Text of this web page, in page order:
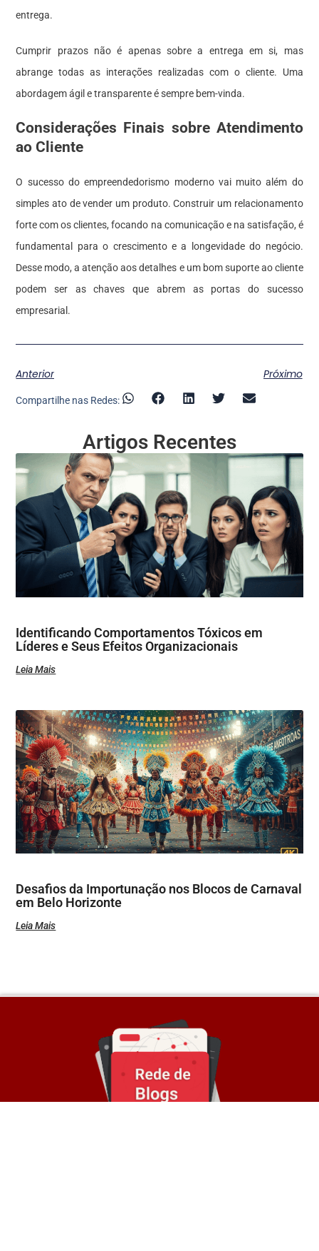
entrega.
Cumprir prazos não é apenas sobre a entrega em si, mas
abrange todas as interações realizadas com o cliente. Uma
abordagem ágil e transparente é sempre bem-vinda.
Considerações Finais sobre Atendimento
ao Cliente
O sucesso do empreendedorismo moderno vai muito além do
simples ato de vender um produto. Construir um relacionamento
forte com os clientes, focando na comunicação e na satisfação, é
fundamental para o crescimento e a longevidade do negócio.
Desse modo, a atenção aos detalhes e um bom suporte ao cliente
podem ser as chaves que abrem as portas do sucesso
empresarial.
Anterior Próximo
Compartilhe nas Redes:
Artigos Recentes
Identificando Comportamentos Tóxicos em
Líderes e Seus Efeitos Organizacionais
Leia Mais
Desafios da Importunação nos Blocos de Carnaval
em Belo Horizonte
Leia Mais